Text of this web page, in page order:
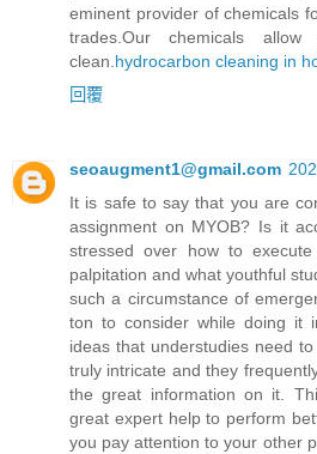
eminent provider of chemicals
trades.Our chemicals
clean. hydrocarbon cleaning in
回覆
seoaugment1@gmail.com
It is safe to say that you are
assignment on MYOB? Is it
stressed over how to
palpitation and what youthful
such a circumstance of
ton to consider while doing it
ideas that understudies need
truly intricate and they
the great information on it.
great expert help to perform
you pay attention to your other